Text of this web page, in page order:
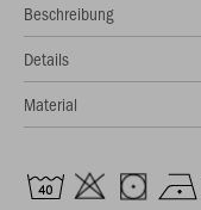
Beschreibung
Details
Material